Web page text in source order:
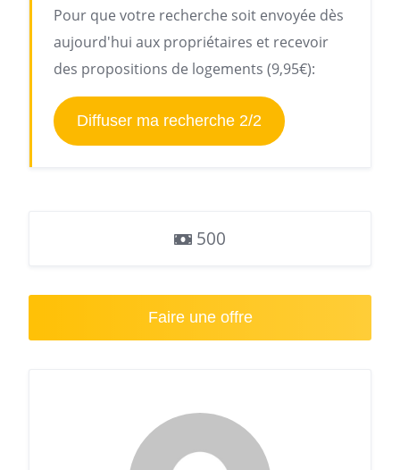
Pour que votre recherche soit envoyée dès
aujourd'hui aux propriétaires et recevoir
des propositions de logements (9,95€):
Diffuser ma recherche 2/2
500
Faire une offre